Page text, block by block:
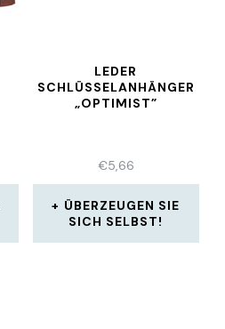
LEDER
SCHLÜSSELANHÄNGER
„OPTIMIST”
€5,66
ÜBERZEUGEN SIE
SICH SELBST!